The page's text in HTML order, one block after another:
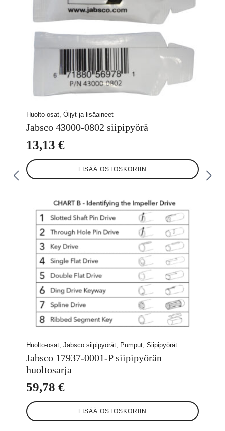
Huolto-osat, Öljyt ja lisäaineet
Jabsco 43000-0802 siipipyörä
13,13 €
LISÄÄ OSTOSKORIIN
Huolto-osat, Jabsco siipipyörät, Pumput, Siipipyörät
Jabsco 17937-0001-P siipipyörän
huoltosarja
59,78 €
LISÄÄ OSTOSKORIIN